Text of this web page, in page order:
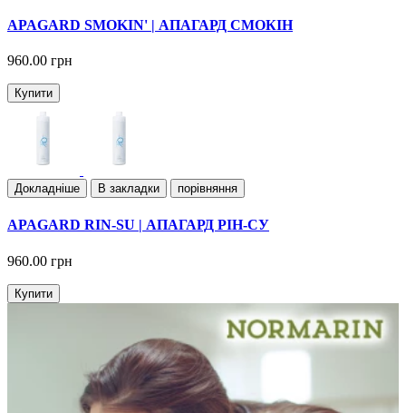
APAGARD SMOKIN' | АПАГАРД СМОКІН
960.00 грн
Купити
Докладнiше В закладки порівняння
APAGARD RIN-SU | АПАГАРД РІН-СУ
960.00 грн
Купити